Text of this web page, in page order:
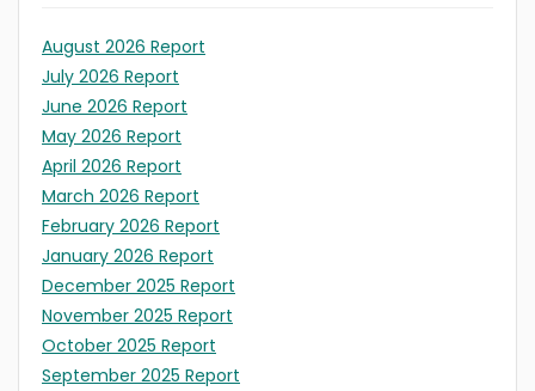
August 2026 Report
July 2026 Report
June 2026 Report
May 2026 Report
April 2026 Report
March 2026 Report
February 2026 Report
January 2026 Report
December 2025 Report
November 2025 Report
October 2025 Report
September 2025 Report